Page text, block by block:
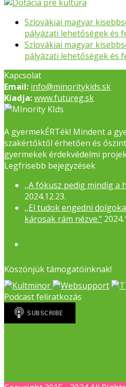
previous
post:
Szlovákiai magyar
pályázati lehetőségek és
next
post:
Szlovákiai magyar
pályázati lehetőségek és
Kapcsolat
Email: info@minoritykids.sk
Kiadja:www.futureg.sk
A gyermekÉRTék! Mindent a
szakértőktől érhetően és
gyermekek érdekvédelmi
Legfrisebb bejegyzések
,,A fókusz pedig mindig a
2024.12.23.
,,El tudok engedni
károsak rám nézve.”
Köszönjük támogatóinknak!
Podcast feliratkozás